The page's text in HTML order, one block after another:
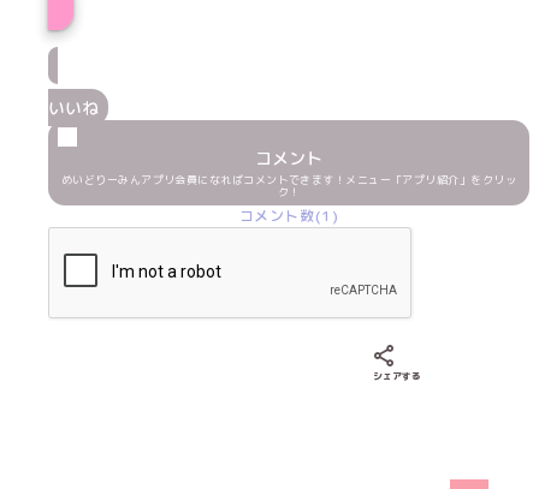
いいね
コメント
めいどりーみんアプリ会員になればコメントできます！メニュー「アプリ紹介」をクリッ
ク！
コメント数(1)
シェアする